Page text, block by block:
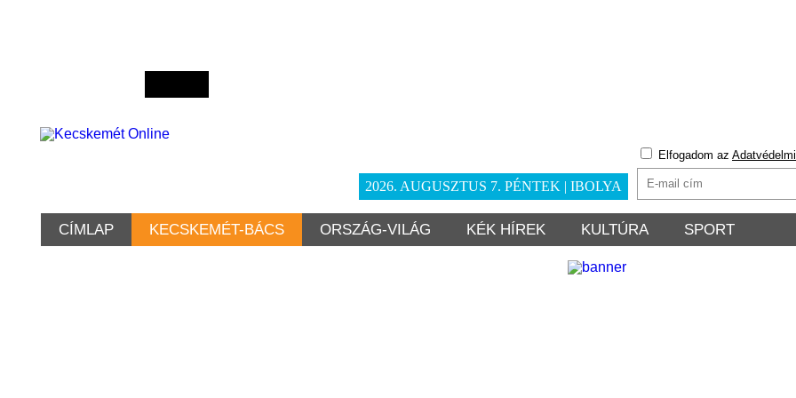
2026. AUGUSZTUS 7. PÉNTEK | IBOLYA
Elfogadom az
CÍMLAP KECSKEMÉT-BÁCS ORSZÁG-VILÁG KÉK HÍREK KULTÚRA SPORT